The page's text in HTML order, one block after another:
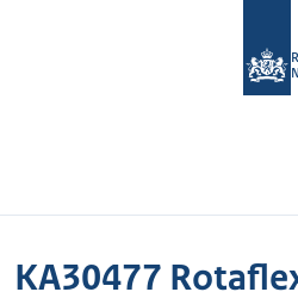
KA30477